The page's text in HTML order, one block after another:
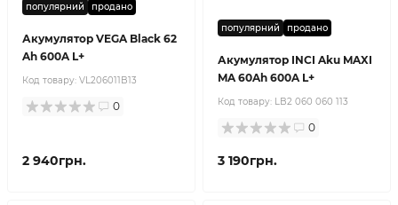
популярний продано
Акумулятор VEGA Black 62
Ah 600A L+
Код товару: VL206011B13
0
2 940грн.
популярний продано
Акумулятор INCI Aku MAXI
MA 60Ah 600A L+
Код товару: LB2 060 060 113
0
3 190грн.